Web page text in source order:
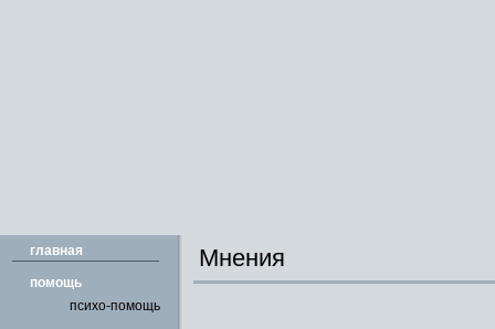
главная
помощь
психо-помощь
Мнения